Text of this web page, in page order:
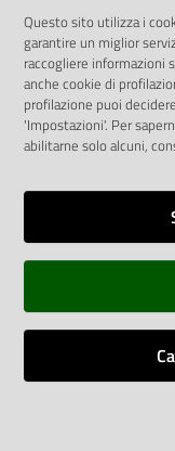
Privacy Policy
Attuazione Misure
Liste di Attesa
ENTI, IMPRESE E
Fatturazione
Richiesta Patrocinio
Dichiarazione di
Dati di Monitoraggio
Questo sito utilizza i
garantire un miglior
raccogliere informazioni
anche cookie di
profilazione puoi
'Impostazioni'. Per
abilitarne solo alcuni,